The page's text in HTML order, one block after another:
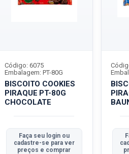
BISCOITO COOKIES
PIRAQUE PT-80G
CHOCOLATE
Código: 6075
Embalagem: PT-80G
Faça seu login ou
cadastre-se para ver
preços e comprar